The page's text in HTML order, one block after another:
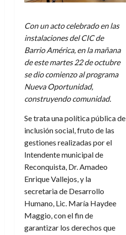
Con un acto celebrado en las
instalaciones del CIC de
Barrio América, en la mañana
de este martes 22 de octubre
se dio comienzo al programa
Nueva Oportunidad,
construyendo comunidad.
Se trata una política pública de
inclusión social, fruto de las
gestiones realizadas por el
Intendente municipal de
Reconquista, Dr. Amadeo
Enrique Vallejos, y la
secretaria de Desarrollo
Humano, Lic. María Haydee
Maggio, con el fin de
garantizar los derechos que